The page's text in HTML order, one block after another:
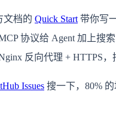
文档的 Quick Start 带你写
协议给 Agent 加上搜
反向代理 + HTTPS
Issues 搜一下，80%